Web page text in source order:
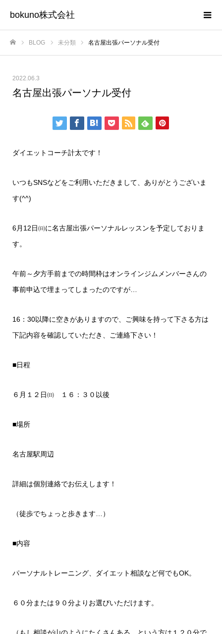
bokuno株式会社
BLOG 未分類 名古屋出張パーソナル受付
2022.06.3
名古屋出張パーソナル受付
ダイエットコーチ計太です！
いつもSNSなどをご利用いただきまして、ありがとうございま
す(^^)
6月12日㈰に名古屋出張パーソナルレッスンを予定しておりま
す。
午前～夕方手前までの時間枠はオンラインジムメンバーさんの
事前申込で埋まってしまったのですが…
16：30以降に空きがありますので、ご興味を持って下さる方は
下記内容を確認していただき、ご連絡下さい！
■日程
６月１２日㈰ １６：３０以後
■場所
名古屋駅周辺
詳細は個別連絡でお伝えします！
（徒歩でちょっと歩きます…）
■内容
パーソナルトレーニング、ダイエット相談など何でもOK。
６０分または９０分よりお選びいただけます。